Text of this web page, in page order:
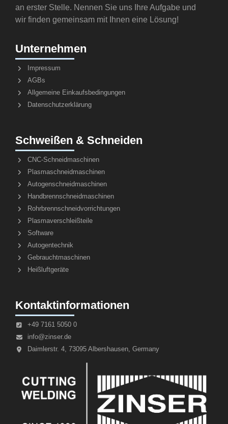
an erster Stelle. Nennen Sie uns Ihre Aufgabe und
wir finden gemeinsam mit Ihnen eine Lösung!
Unternehmen
Impressum
AGBs
Allgemeine Einkaufsbedingungen
Datenschutzerklärung
Schweißen & Schneiden
CNC-Schneidmaschinen
Plasmaschneidmaschinen
Autogenschneidmaschinen
Handbrennschneidmaschinen
Rohrbrennschneidvorrichtungen
Plasmaverschleißteile
Software
Autogentechnik
Gebrauchtmaschinen
Heißluftgeräte
Kontaktinformationen
+49 7161 5050 0
info@zinser.de
Daimlerstr. 4, 73095 Albershausen, Germany